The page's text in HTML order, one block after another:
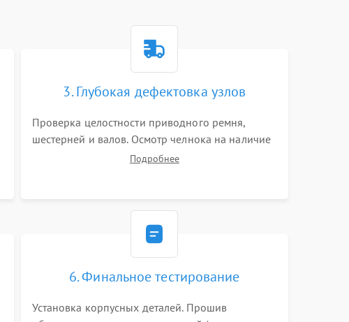
3. Глубокая дефектовка узлов
Проверка целостности приводного ремня,
шестерней и валов. Осмотр челнока на наличие
заусенцев и царапин. Диагностика
Подробнее
6. Финальное тестирование
Установка корпусных деталей. Прошив